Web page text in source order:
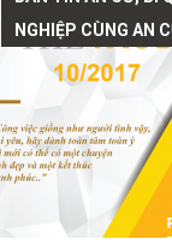
NGHIỆP CÙNG AN